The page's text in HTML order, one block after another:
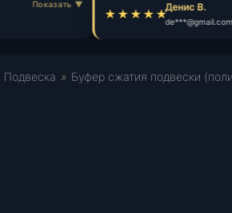
Денис В.
de***@gmail.com
Подвеска » Буфер сжатия подвески